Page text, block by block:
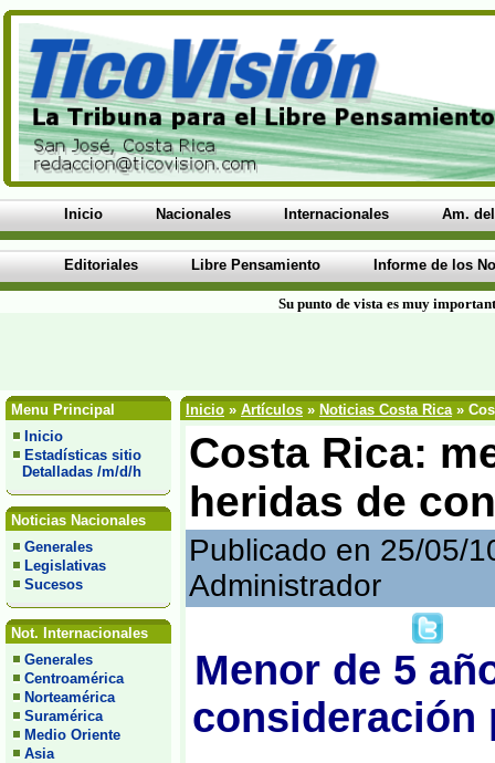
Inicio Nacionales Internacionales Am.
Editoriales Libre Pensamiento Informe de los
Su punto de vista es muy
Menu Principal
Inicio
Estadísticas sitio
Detalladas /m/d/h
Noticias Nacionales
Generales
Legislativas
Sucesos
Not. Internacionales
Generales
Centroamérica
Norteamérica
Suramérica
Medio Oriente
Asia
Inicio » Artículos » Noticias Costa Rica»
Costa Rica:
heridas de
Publicado en 25/05/
Administrador
Menor de 5
consideración